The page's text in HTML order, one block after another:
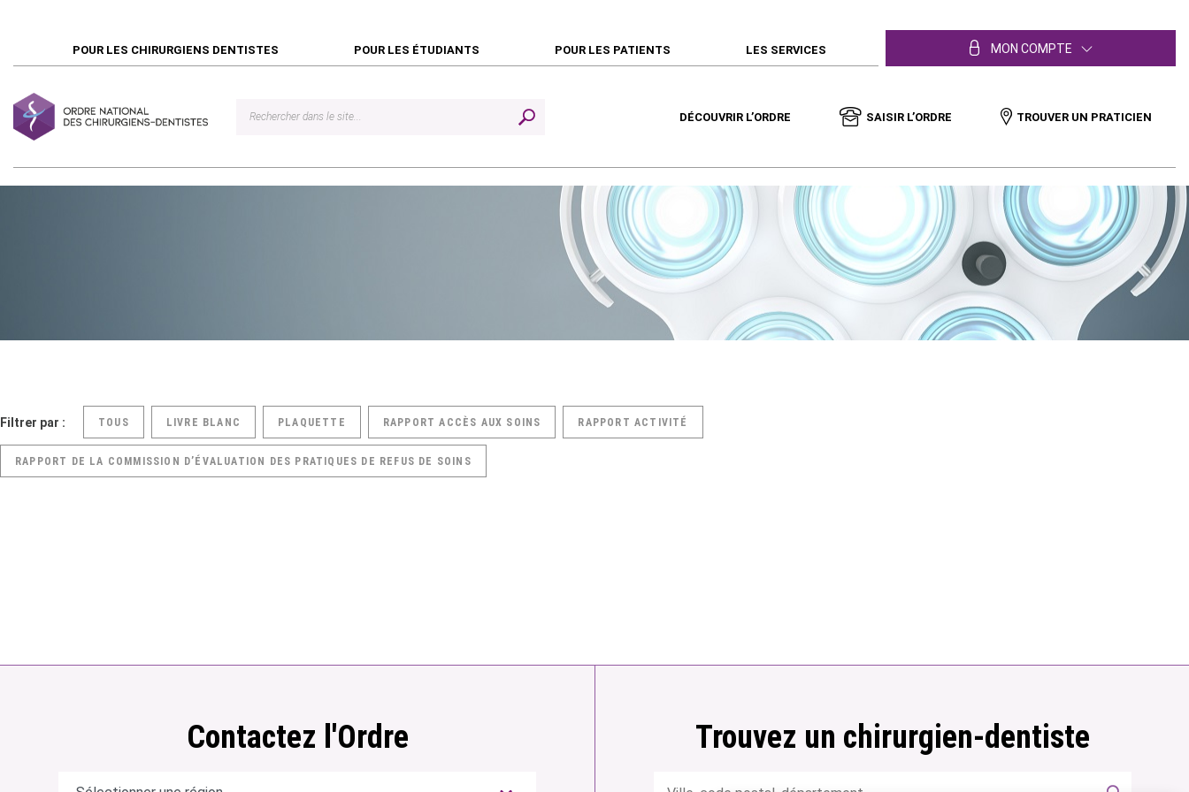
POUR LES CHIRURGIENS DENTISTES POUR LES ÉTUDIANTS POUR LES PATIENTS LES SERVICES MON COMPTE
DÉCOUVRIR L’ORDRE SAISIR L’ORDRE TROUVER UN PRATICIEN
Filtrer par : TOUS LIVRE BLANC PLAQUETTE RAPPORT ACCÈS AUX SOINS RAPPORT ACTIVITÉ
RAPPORT DE LA COMMISSION D’ÉVALUATION DES PRATIQUES DE REFUS DE SOINS
Contactez l'Ordre Trouvez un chirurgien-dentiste